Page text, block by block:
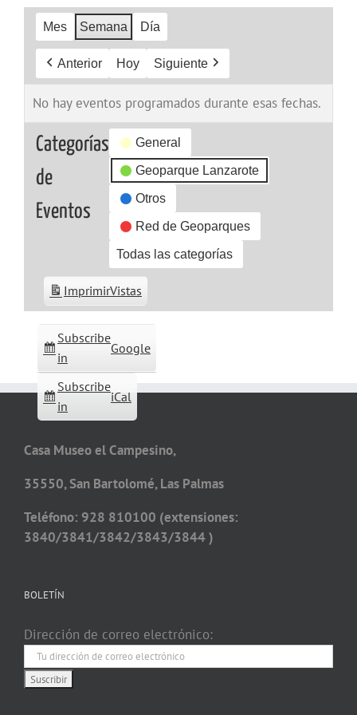
Mes Semana Día
Anterior Hoy Siguiente
No hay eventos programados durante esas fechas.
Categorías
de
Eventos
General
Geoparque Lanzarote
Otros
Red de Geoparques
Todas las categorías
Subscribe
in
Google
Subscribe
in
iCal
ImprimirVistas
Casa Museo el Campesino,
35550, San Bartolomé, Las Palmas
Teléfono: 928 810100 (extensiones:
3840/3841/3842/3843/3844 )
BOLETÍN
Dirección de correo electrónico: